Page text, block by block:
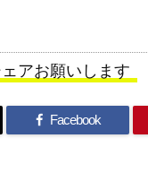
アお願いします
Facebook